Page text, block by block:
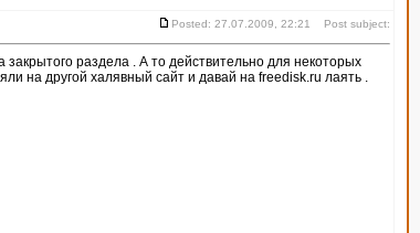
Posted: 27.07.2009, 22:21 Post subject:
раздела . А то действительно для некоторых
на другой халявный сайт и давай на freedisk.ru лаять .